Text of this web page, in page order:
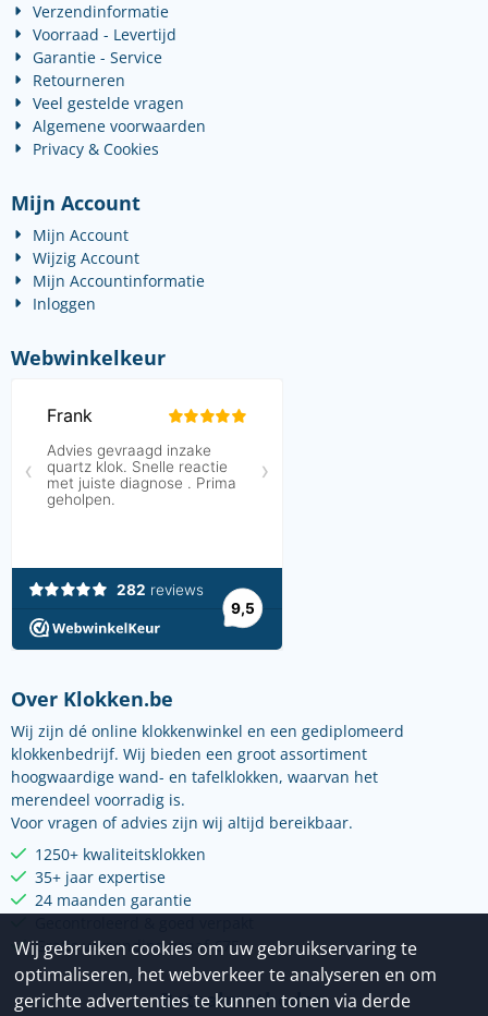
Verzendinformatie
Voorraad - Levertijd
Garantie - Service
Retourneren
Veel gestelde vragen
Algemene voorwaarden
Privacy & Cookies
Mijn Account
Mijn Account
Wijzig Account
Mijn Accountinformatie
Inloggen
Webwinkelkeur
Over Klokken.be
Wij zijn dé online klokkenwinkel en een gediplomeerd
klokkenbedrijf. Wij bieden een groot assortiment
hoogwaardige wand- en tafelklokken, waarvan het
merendeel voorradig is.
Voor vragen of advies zijn wij altijd bereikbaar.
1250+ kwaliteitsklokken
35+ jaar expertise
24 maanden garantie
Gratis verzending vanaf €75
Betaalmethoden
Wij gebruiken cookies om uw gebruikservaring te
optimaliseren, het webverkeer te analyseren en om
gerichte advertenties te kunnen tonen via derde